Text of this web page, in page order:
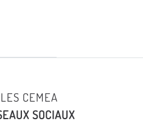
CEMEA
SOCIAUX